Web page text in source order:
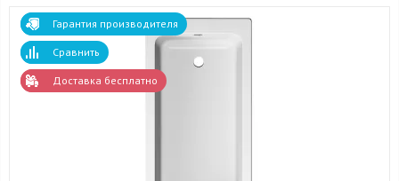
Гарантия производителя
Сравнить
Доставка бесплатно